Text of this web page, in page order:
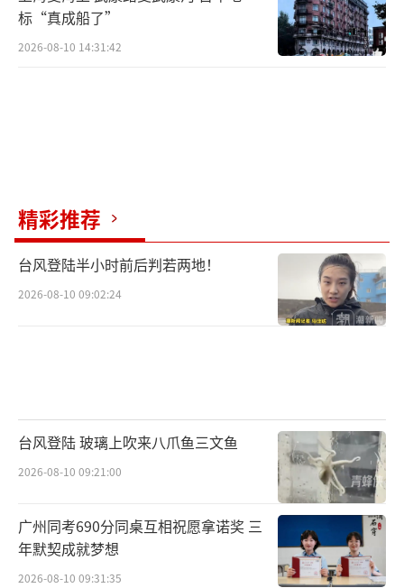
标“真成船了”
2026-08-10 14:31:42
精彩推荐
台风登陆半小时前后判若两地！
2026-08-10 09:02:24
台风登陆 玻璃上吹来八爪鱼三文鱼
2026-08-10 09:21:00
广州同考690分同桌互相祝愿拿诺奖 三
年默契成就梦想
2026-08-10 09:31:35